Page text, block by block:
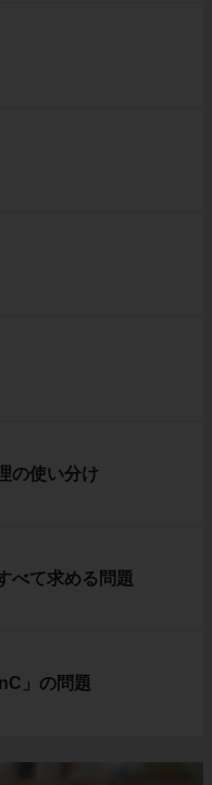
の使い分け
べて求める問題
」の問題